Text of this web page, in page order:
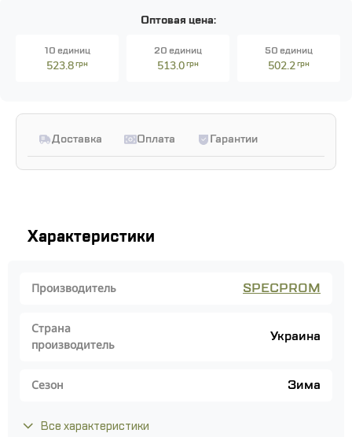
Оптовая цена:
10 единиц
523.8грн
20 единиц
513.0грн
50 единиц
502.2грн
Доставка Оплата Гарантии
Характеристики
Производитель SPECPROM
Страна
производитель
Украина
Сезон Зима
Все характеристики